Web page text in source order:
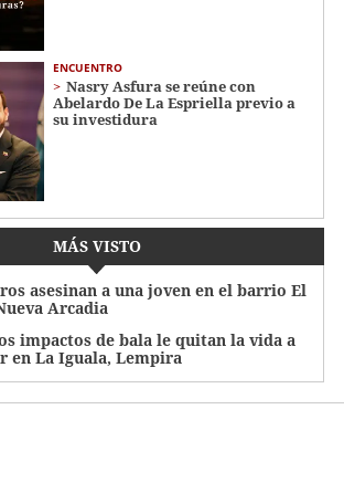
ENCUENTRO
Nasry Asfura se reúne con
Abelardo De La Espriella previo a
su investidura
MÁS VISTO
asesinan a una joven en el barrio El
Arcadia
impactos de bala le quitan la vida a
en La Iguala, Lempira